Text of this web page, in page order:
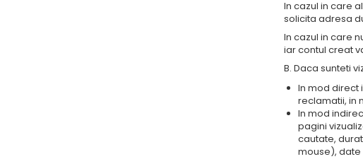
In cazul in care
solicita adresa
In cazul in care
iar contul creat
B. Daca sunteti
In mod direct
reclamatii, in
In mod
pagini
cautate,
mouse),